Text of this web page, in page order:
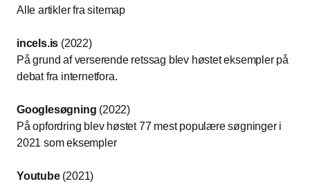
Alle artikler fra sitemap
incels.is (2022)
På grund af verserende retssag blev høstet eksempler på
debat fra internetfora.
Googlesøgning (2022)
På opfordring blev høstet 77 mest populære søgninger i
2021 som eksempler
Youtube(2021)